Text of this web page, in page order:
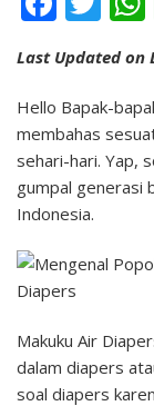
Last Updated on
Hello Bapak-
membahas
sehari-hari. Yap,
gumpal generasi
Indonesia.
Makuku Air
dalam diapers
soal diapers